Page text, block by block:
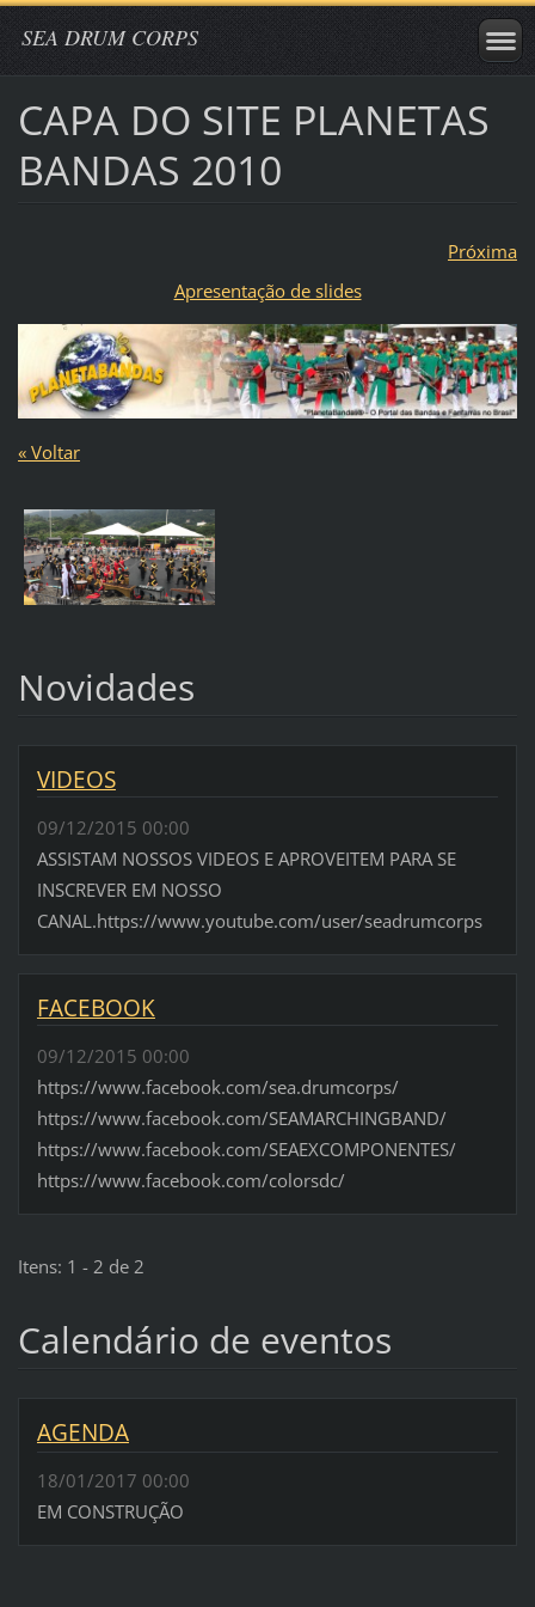
SEA DRUM CORPS
CAPA DO SITE PLANETAS
BANDAS 2010
Próxima
Apresentação de slides
« Voltar
Novidades
VIDEOS
09/12/2015 00:00
ASSISTAM NOSSOS VIDEOS E APROVEITEM PARA SE
INSCREVER EM NOSSO
CANAL.https://www.youtube.com/user/seadrumcorps
FACEBOOK
09/12/2015 00:00
https://www.facebook.com/sea.drumcorps/
https://www.facebook.com/SEAMARCHINGBAND/
https://www.facebook.com/SEAEXCOMPONENTES/
https://www.facebook.com/colorsdc/
Itens: 1 - 2 de 2
Calendário de eventos
AGENDA
18/01/2017 00:00
EM CONSTRUÇÃO